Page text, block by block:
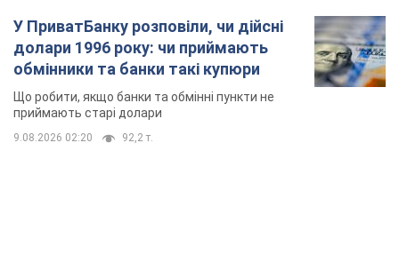
У ПриватБанку розповіли, чи дійсні
долари 1996 року: чи приймають
обмінники та банки такі купюри
Що робити, якщо банки та обмінні пункти не
приймають старі долари
9.08.2026 02:20 92,2 т.